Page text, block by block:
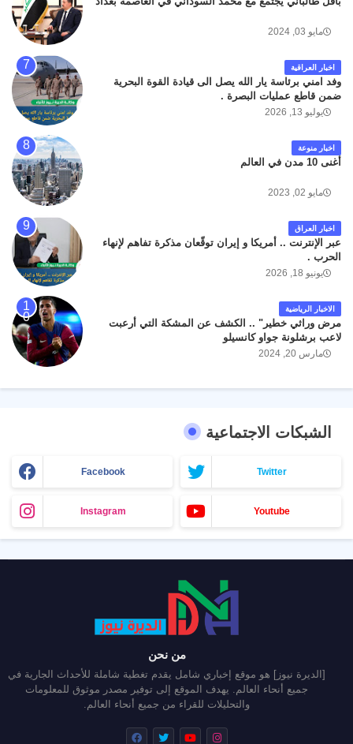
مايو 03, 2024
اخبار العراقية
وفد امني برئاسة يار الله يصل الى قيادة القوة البحرية
ضمن قاطع عمليات البصرة .
يوليو 13, 2026
اخبار منوعة
أغنى 10 مدن في العالم
مايو 02, 2023
اخبار العراق
عبر الإنترنت .. أمريكا و إيران توقّعان مذكرة تفاهم لإنهاء
الحرب .
يونيو 18, 2026
الاخبار الرياضية
مرض وراثي خطير" .. الكشف عن المشكة التي أرعبت
لاعب برشلونة جواو كانسيلو
مارس 20, 2024
الشبكات الاجتماعية
Facebook Twitter
Instagram Youtube
من نحن
[الديرة نيوز] هو موقع إخباري شامل يقدم تغطية شاملة للأحداث الجارية في
جميع أنحاء العالم. يهدف الموقع إلى توفير مصدر موثوق للمعلومات
والتحليلات للقراء من جميع أنحاء العالم.